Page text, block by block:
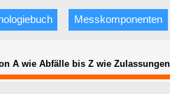
Messkomponenten
A wie Abfälle bis Z wie Zulassungen